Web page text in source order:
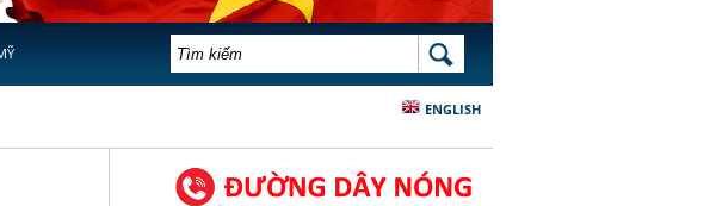
BIỂU MẪU TÌM KIẾM TÌM KIẾM
ENGLISH